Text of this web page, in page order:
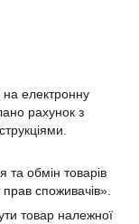
електронну
рахунок з
обмін товарів
споживачів».
товар належної